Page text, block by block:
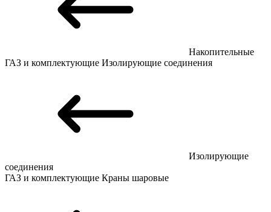
Накопительные
ГАЗ и комплектующие Изолирующие соединения
Изолирующие
соединения
ГАЗ и комплектующие Краны шаровые